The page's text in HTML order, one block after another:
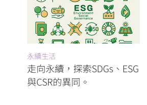
走向永續，探索SDGs、ESG
與CSR的異同。
永續生活